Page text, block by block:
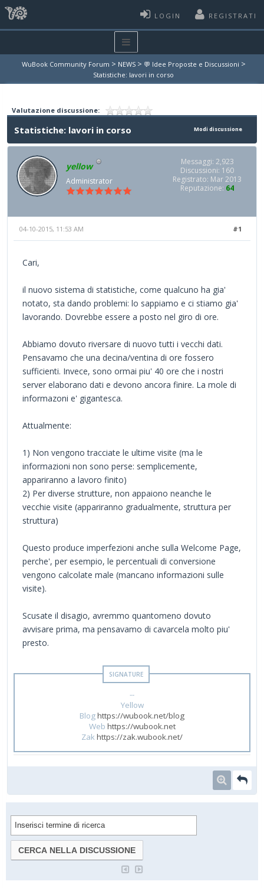
LOGIN REGISTRATI
WuBook Community Forum > NEWS > 💬 Idee Proposte e Discussioni >
Statistiche: lavori in corso
Valutazione discussione:
Modi discussione
Statistiche: lavori in corso
yellow
Administrator
Messaggi: 2,923
Discussioni: 160
Registrato: Mar 2013
Reputazione: 64
#1
04-10-2015, 11:53 AM
Cari,
il nuovo sistema di statistiche, come qualcuno ha gia'
notato, sta dando problemi: lo sappiamo e ci stiamo gia'
lavorando. Dovrebbe essere a posto nel giro di ore.
Abbiamo dovuto riversare di nuovo tutti i vecchi dati.
Pensavamo che una decina/ventina di ore fossero
sufficienti. Invece, sono ormai piu' 40 ore che i nostri
server elaborano dati e devono ancora finire. La mole di
informazoni e' gigantesca.
Attualmente:
1) Non vengono tracciate le ultime visite (ma le
informazioni non sono perse: semplicemente,
appariranno a lavoro finito)
2) Per diverse strutture, non appaiono neanche le
vecchie visite (appariranno gradualmente, struttura per
struttura)
Questo produce imperfezioni anche sulla Welcome Page,
perche', per esempio, le percentuali di conversione
vengono calcolate male (mancano informazioni sulle
visite).
Scusate il disagio, avremmo quantomeno dovuto
avvisare prima, ma pensavamo di cavarcela molto piu'
presto.
--
Yellow
Bloghttps://wubook.net/blog
Web https://wubook.net
Zakhttps://zak.wubook.net/